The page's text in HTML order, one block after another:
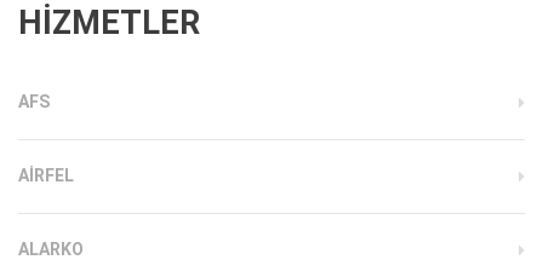
HİZMETLER
AFS
AIRFEL
ALARKO